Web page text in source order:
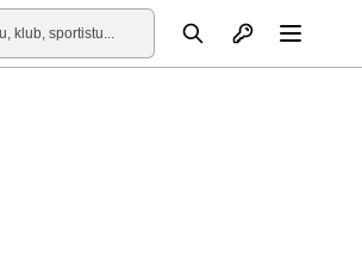
Otvori profil